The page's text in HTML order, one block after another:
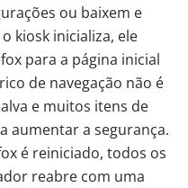
ou baixem e
kiosk inicializa, ele
para a página inicial
de navegação não é
e muitos itens de
aumentar a segurança.
é reiniciado, todos os
reabre com uma